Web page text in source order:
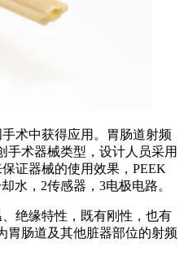
术中获得应用。胃肠道射频
手术器械类型，设计人员采用
证器械的使用效果，PEEK
水，2传感器，3电极电路。
绝缘特性，既有刚性，也有
胃肠道及其他脏器部位的射频